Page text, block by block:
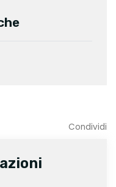
Condividi